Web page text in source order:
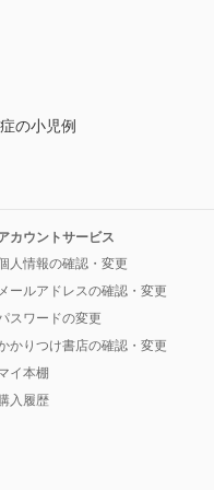
の小児例
カウントサービス
人情報の確認・変更
メールアドレスの確認・変更
スワードの変更
かりつけ書店の確認・変更
イ本棚
入履歴